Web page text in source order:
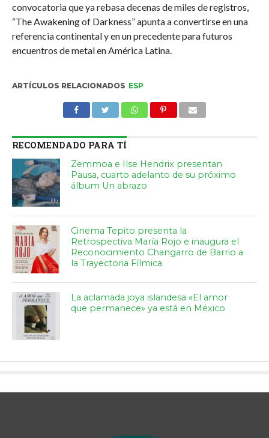
convocatoria que ya rebasa decenas de miles de registros,
“The Awakening of Darkness” apunta a convertirse en una
referencia continental y en un precedente para futuros
encuentros de metal en América Latina.
ARTÍCULOS RELACIONADOS ESP
RECOMENDADO PARA TÍ
Zemmoa e Ilse Hendrix presentan
Pausa, cuarto adelanto de su próximo
álbum Un abrazo
Cinema Tepito presenta la
Retrospectiva María Rojo e inaugura el
Reconocimiento Changarro de Barrio a
la Trayectoria Fílmica
La aclamada joya islandesa «El amor
que permanece» ya está en México